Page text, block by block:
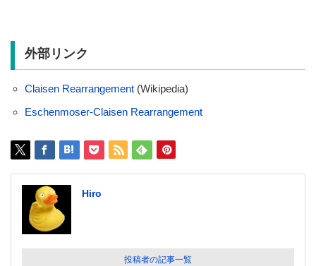
外部リンク
Claisen Rearrangement(Wikipedia)
Eschenmoser-Claisen Rearrangement
Hiro
投稿者の記事一覧